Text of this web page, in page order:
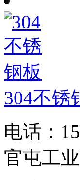
304不锈
电话：
官屯工